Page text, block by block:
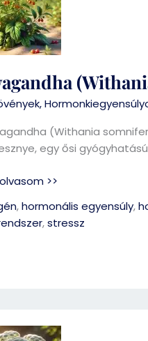
,
(Withania
egy ősi
>>
,hormonális egyensúly,
,stressz